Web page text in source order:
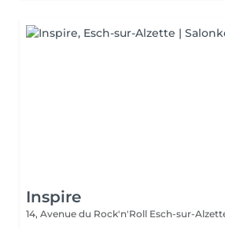
Inspire
14, Avenue du Rock'n'Roll Esch-sur-